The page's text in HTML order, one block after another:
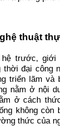
thuật
trước, giới
đại công
triển lãm và
nằm ở nội
ở cách
không còn
thức của